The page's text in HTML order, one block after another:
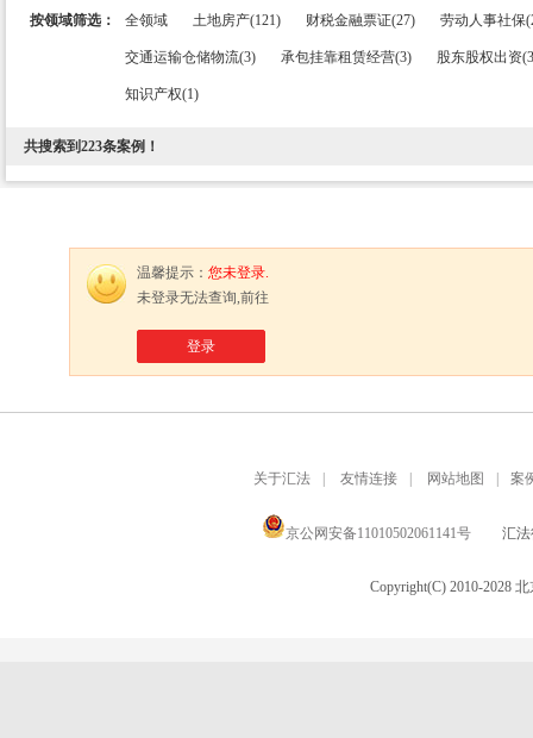
按领域筛选： 全领域 土地房产(121) 财税金融票证(27) 劳动人事社保
交通运输仓储物流(3) 承包挂靠租赁经营(3) 股东股权出资
知识产权(1)
共搜索到223条案例！
温馨提示： 您未登录.
未登录无法查询,前往
登录
关于汇法 友情连接 网站地图 案
京公网安备11010502061141号 汇法
Copyright(C) 2010-2028